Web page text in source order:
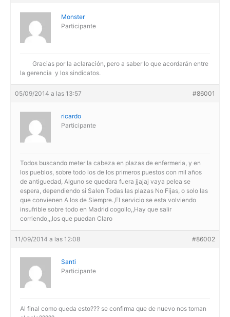
Monster
Participante
Gracias por la aclaración, pero a saber lo que acordarán entre
la gerencia y los sindicatos.
05/09/2014 a las 13:57 #86001
ricardo
Participante
Todos buscando meter la cabeza en plazas de enfermeria, y en
los pueblos, sobre todo los de los primeros puestos con mil años
de antiguedad, Alguno se quedara fuera jjajaj vaya pelea se
espera, dependiendo si Salen Todas las plazas No Fijas, o solo las
que convienen A los de Siempre.,El servicio se esta volviendo
insufrible sobre todo en Madrid cogollo,,Hay que salir
corriendo,,,los que puedan Claro
11/09/2014 a las 12:08 #86002
Santi
Participante
Al final como queda esto??? se confirma que de nuevo nos toman